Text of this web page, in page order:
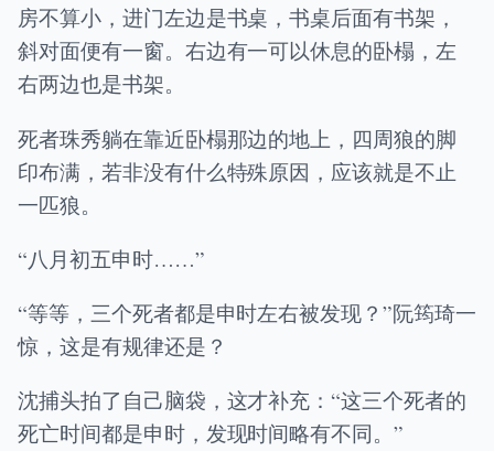
房不算小，进门左边是书桌，书桌后面有书架，
斜对面便有一窗。右边有一可以休息的卧榻，左
右两边也是书架。
死者珠秀躺在靠近卧榻那边的地上，四周狼的脚
印布满，若非没有什么特殊原因，应该就是不止
一匹狼。
“八月初五申时……”
“等等，三个死者都是申时左右被发现？”阮筠琦一
惊，这是有规律还是？
沈捕头拍了自己脑袋，这才补充：“这三个死者的
死亡时间都是申时，发现时间略有不同。”